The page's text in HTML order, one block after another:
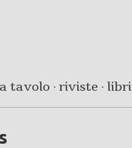
tavolo · riviste · libri